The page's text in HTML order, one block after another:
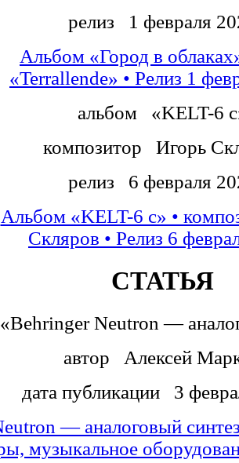
релиз
1 февраля
альбом
«KELT-6
композитор
Игорь
релиз
6 февраля
СТАТЬЯ
«Behringer Neutron —
автор
Алексей
дата публикации
3